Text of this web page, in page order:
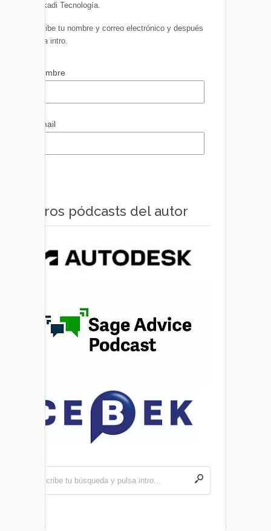
Euskadi Tecnología.
Escribe tu nombre y correo electrónico y después
pulsa intro.
Nombre
Email
Otros pódcasts del autor